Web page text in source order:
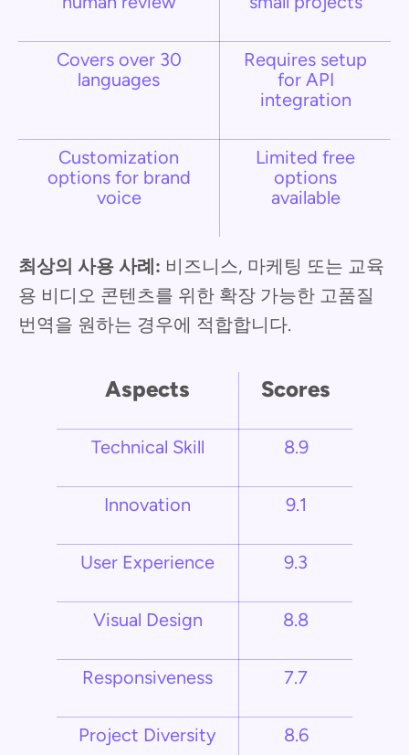
Covers over 30
languages
Requires setup
for API
integration
Customization
options for brand
voice
Limited free
options
available
최상의 사용 사례: 비즈니스, 마케팅 또는 교육
용 비디오 콘텐츠를 위한 확장 가능한 고품질
번역을 원하는 경우에 적합합니다.
Aspects Scores
Technical Skill 8.9
Innovation 9.1
User Experience 9.3
Visual Design 8.8
Responsiveness 7.7
Project Diversity 8.6